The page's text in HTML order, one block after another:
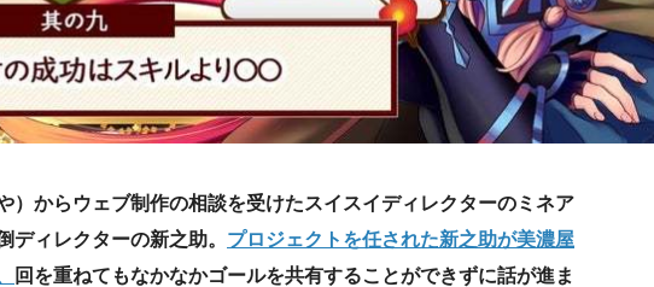
）からウェブ制作の相談を受けたスイスイディレクターのミネア
ディレクターの新之助。 プロジェクトを任された新之助が美濃屋
回を重ねてもなかなかゴールを共有することができずに話が進ま